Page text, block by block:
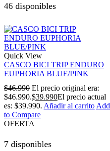
46 disponibles
Quick View
CASCO BICI TRIP ENDURO
EUPHORIA BLUE/PINK
$46.990 El precio original era:
$46.990.$39.990El precio actual
es: $39.990. Añadir al carrito Add
to Compare
OFERTA
7 disponibles